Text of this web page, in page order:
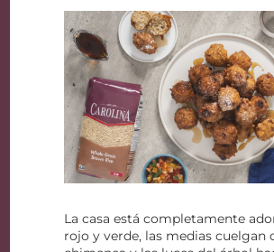
La casa está completamente
rojo y verde, las medias cuelgan